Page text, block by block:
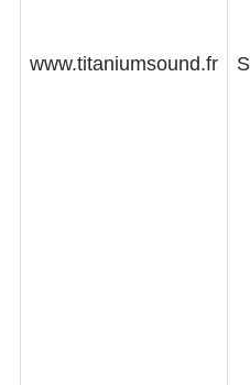
www.titaniumsound.fr